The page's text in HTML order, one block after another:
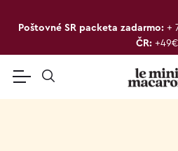
Poštovné SR packeta zadarmo: +
ČR: +49€